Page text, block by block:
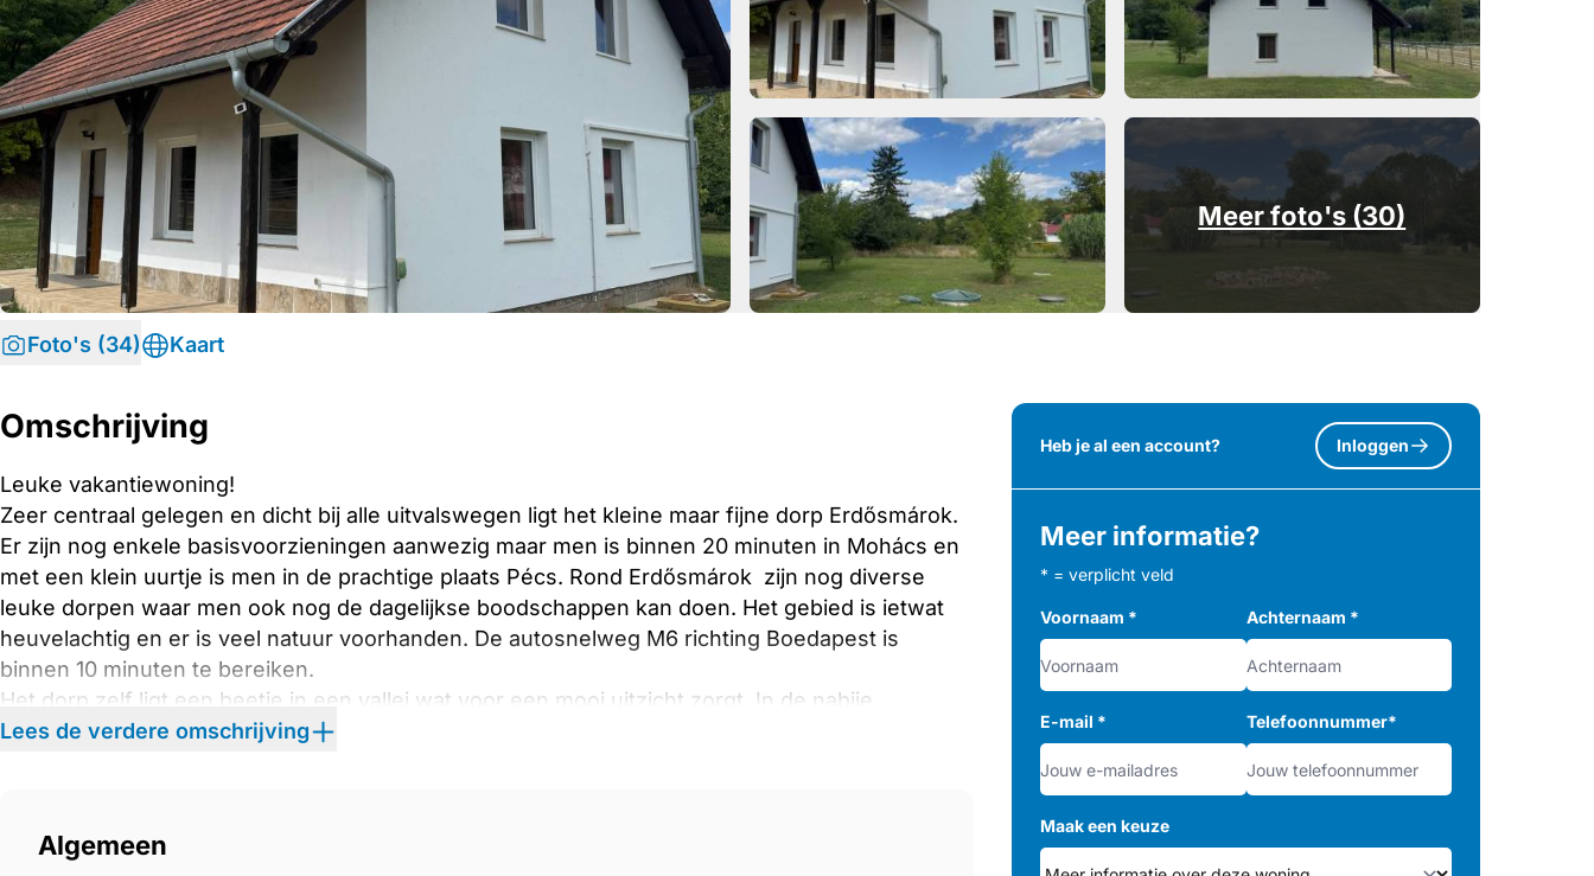
Meer foto's (30)
Foto's (34) Kaart
Omschrijving
Leuke vakantiewoning!
Zeer centraal gelegen en dicht bij alle uitvalswegen ligt het kleine maar fijne dorp Erdősmárok.
Er zijn nog enkele basisvoorzieningen aanwezig maar men is binnen 20 minuten in Mohács en
met een klein uurtje is men in de prachtige plaats Pécs. Rond Erdősmárok zijn nog diverse
leuke dorpen waar men ook nog de dagelijkse boodschappen kan doen. Het gebied is ietwat
heuvelachtig en er is veel natuur voorhanden. De autosnelweg M6 richting Boedapest is
binnen 10 minuten te bereiken.
Het dorp zelf ligt een beetje in een vallei wat voor een mooi uitzicht zorgt. In de nabije
omgeving is ook een leuk meertje. De omgeving is zeer geschikt voor wandel en fiets
bewoning als voor vakantiebewoning geschikt zijn. Met een woonoppervlak van ongeveer 95
Lees de verdere omschrijving
Algemeen
Heb je al een account? Inloggen
Meer informatie?
* = verplicht veld
Voornaam * Achternaam *
E-mail * Telefoonnummer*
Maak een keuze